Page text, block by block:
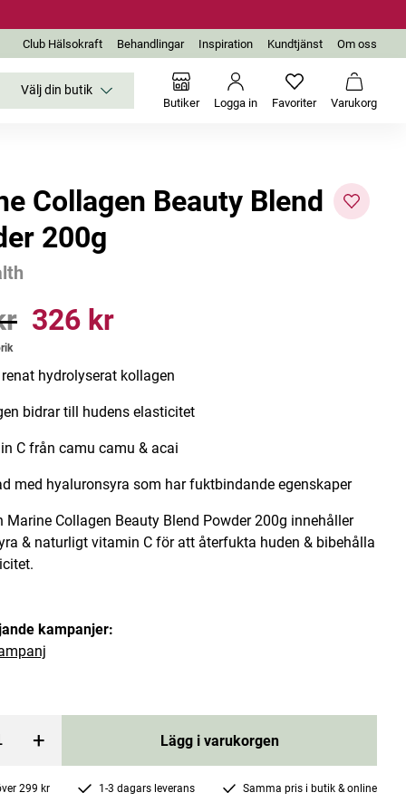
Club Hälsokraft Behandlingar Inspiration Kundtjänst Om oss
Välj din butik
Butiker Logga in FavoriterInga favoriter
Varukorg
Collagen Beauty Blend
200g
Pris:326 kr
326 kr
renat hydrolyserat kollagen
bidrar till hudens elasticitet
C från camu camu & acai
med hyaluronsyra som har fuktbindande egenskaper
Marine Collagen Beauty Blend Powder 200g innehåller
& naturligt vitamin C för att återfukta huden & bibehålla
kampanjer:
+ Lägg i varukorgen
299 kr 1-3 dagars leverans Samma pris i butik & online